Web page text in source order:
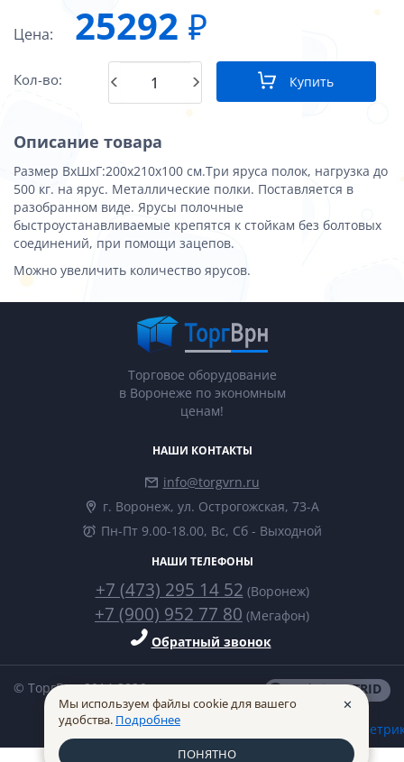
Цена: 25292 ₽
Кол-во: Купить
Описание товара
Размер ВхШхГ:200x210x100 см.Три яруса полок, нагрузка до
500 кг. на ярус. Металлические полки. Поставляется в
разобранном виде. Ярусы полочные
быстроустанавливаемые крепятся к стойкам без болтовых
соединений, при помощи зацепов.
Можно увеличить количество ярусов.
Торговое оборудование
в Воронеже по экономным
ценам!
НАШИ КОНТАКТЫ
info@torgvrn.ru
г. Воронеж, ул. Острогожская, 73-А
Пн-Пт 9.00-18.00, Вс, Сб - Выходной
НАШИ ТЕЛЕФОНЫ
+7 (473) 295 14 52 (Воронеж)
+7 (900) 952 77 80 (Мегафон)
Обратный звонок
made inINTRID
© ТоргВрн 2014-2026
Мы используем файлы cookie для вашего
удобства. Подробнее
✕
ПОНЯТНО